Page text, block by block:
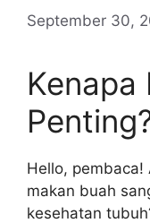
September 30,
Kenapa
Hello,
makan buah
kesehatan